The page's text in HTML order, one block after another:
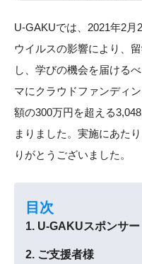
イングリッシュキャン
プ
イング
プ
U-GAKUでは、2021年2月
ウイルスの影響により、
し、学びの機会を届ける
マにクラウドファンディ
額の300万円を超える
まりました。実施にあた
りがとうございました。
目次
U-GAKUスポンサー
ご支援者様